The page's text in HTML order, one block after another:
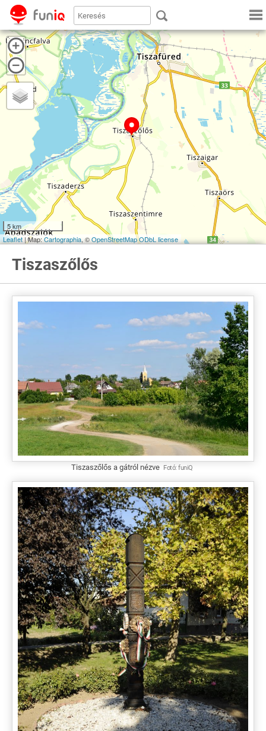
5 km
Leaflet| Map:Cartographia, ©OpenStreetMapODbL license
Tiszaszőlős
Tiszaszőlős a gátról nézve Fotó:funiQ